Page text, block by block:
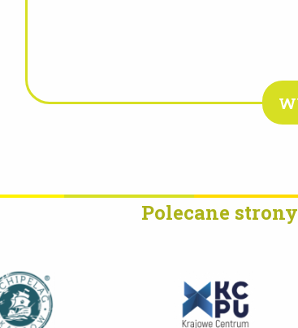
Polecane strony